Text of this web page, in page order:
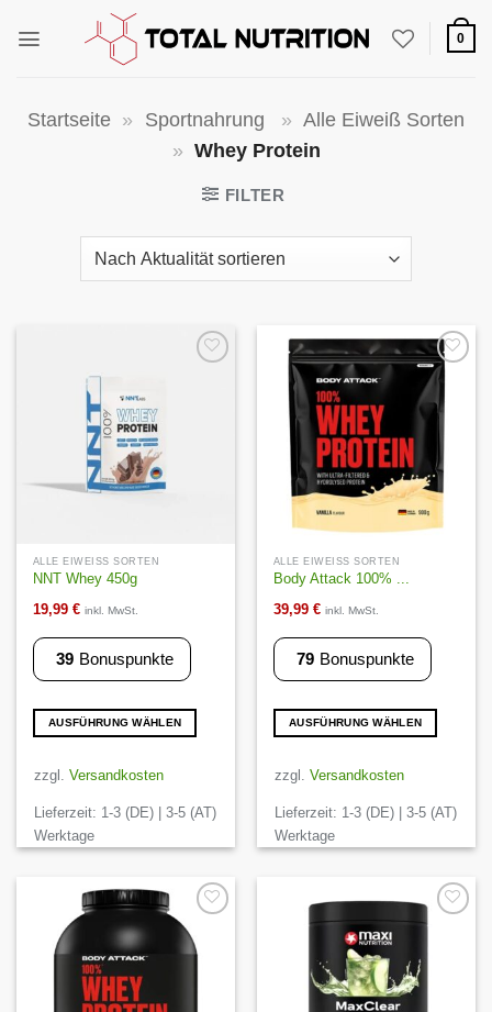
Inhalt
0
Startseite » Sportnahrung » Alle Eiweiß Sorten
» Whey Protein
FILTER
ALLE EIWEISS SORTEN
NNT Whey 450g
19,99 € inkl. MwSt.
39 Bonuspunkte
AUSFÜHRUNG WÄHLEN
Produkt
mehrere
Varianten
auf.
Optionen
können
Produktseite
zzgl. Versandkosten
Lieferzeit: 1-3 (DE) | 3-5 (AT)
Werktage
Auf die
Wunschliste
ALLE EIWEISS SORTEN
Body Attack 100% ...
39,99 € inkl. MwSt.
79 Bonuspunkte
AUSFÜHRUNG WÄHLEN
Produkt
mehrere
Varianten
auf.
Optionen
können
Produktseite
zzgl. Versandkosten
Lieferzeit: 1-3 (DE) | 3-5 (AT)
Werktage
Auf die
Wunschliste
Auf die